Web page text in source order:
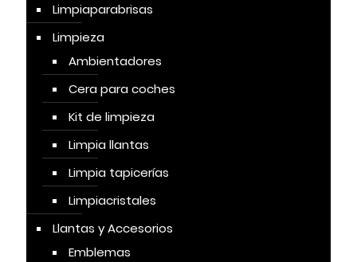
Limpiaparabrisas
Limpieza
Ambientadores
Cera para coches
Kit de limpieza
Limpia llantas
Limpia tapicerías
Limpiacristales
Llantas y Accesorios
Emblemas